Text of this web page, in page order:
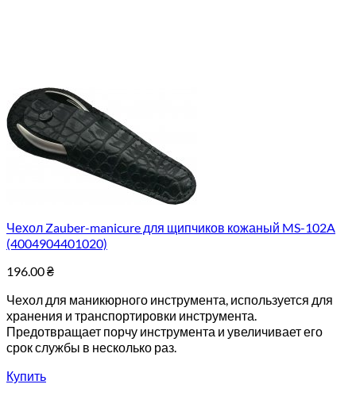
Чехол Zauber-manicure для щипчиков кожаный MS-102A
(4004904401020)
196.00₴
Чехол для маникюрного инструмента, используется для
хранения и транспортировки инструмента.
Предотвращает порчу инструмента и увеличивает его
срок службы в несколько раз.
Купить